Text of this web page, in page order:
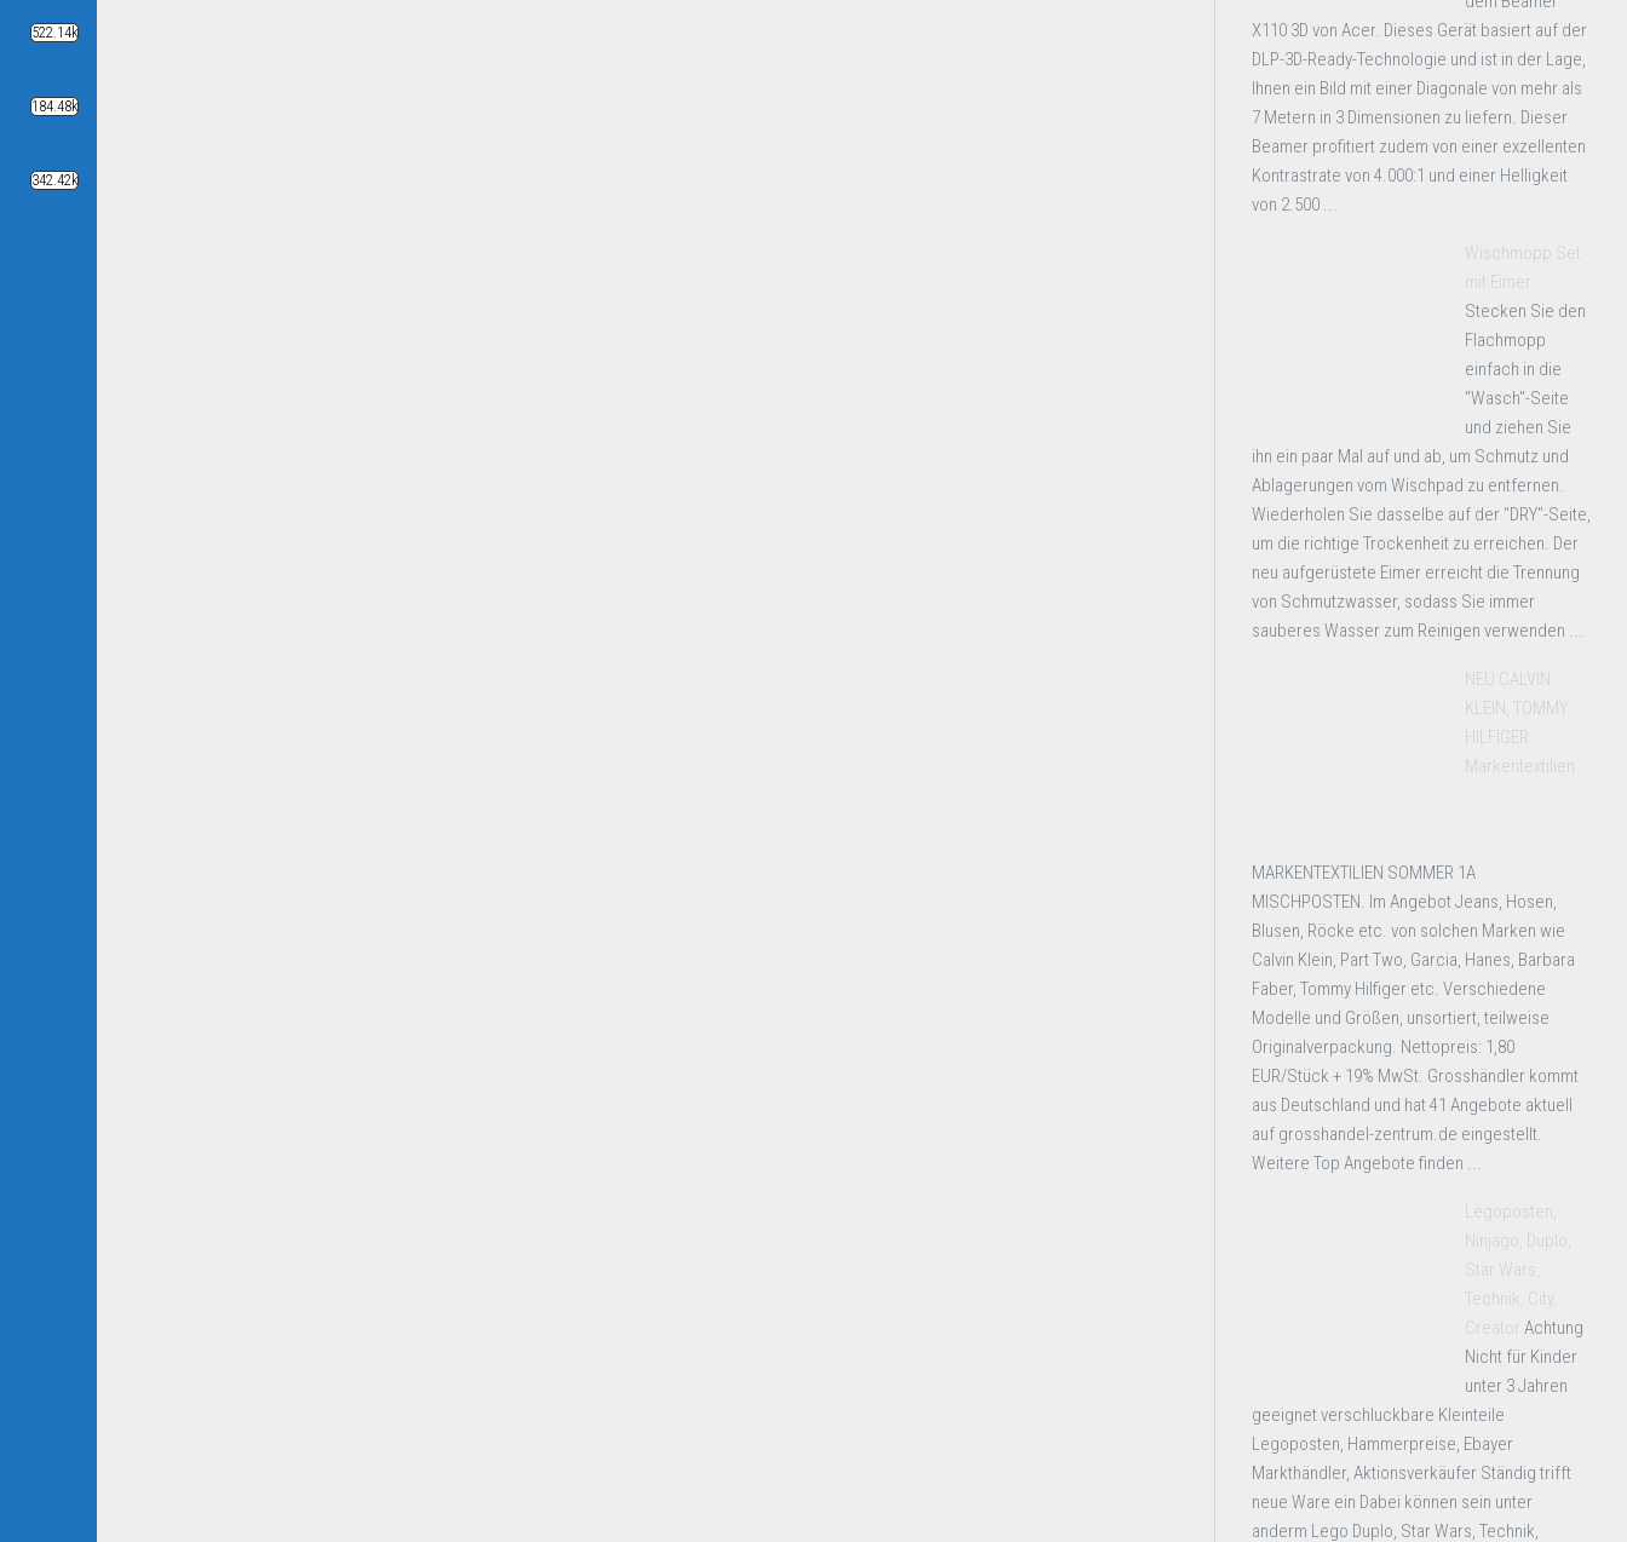
X110 3D von Acer. Dieses Gerät basiert auf der
DLP-3D-Ready-Technologie und ist in der Lage,
Ihnen ein Bild mit einer Diagonale von mehr als
7 Metern in 3 Dimensionen zu liefern. Dieser
Beamer profitiert zudem von einer exzellenten
Kontrastrate von 4.000:1 und einer Helligkeit
von 2.500 ...
Wischmopp Set
mit Eimer
Stecken Sie den
Flachmopp
einfach in die
"Wasch"-Seite
und ziehen Sie
ihn ein paar Mal auf und ab, um Schmutz und
Ablagerungen vom Wischpad zu entfernen.
Wiederholen Sie dasselbe auf der "DRY"-Seite,
um die richtige Trockenheit zu erreichen. Der
neu aufgerüstete Eimer erreicht die Trennung
von Schmutzwasser, sodass Sie immer
sauberes Wasser zum Reinigen verwenden ...
NEU CALVIN
KLEIN, TOMMY
HILFIGER
Markentextilien
MARKENTEXTILIEN SOMMER 1A
MISCHPOSTEN. Im Angebot Jeans, Hosen,
Blusen, Röcke etc. von solchen Marken wie
Calvin Klein, Part Two, Garcia, Hanes, Barbara
Faber, Tommy Hilfiger etc. Verschiedene
Modelle und Größen, unsortiert, teilweise
Originalverpackung. Nettopreis: 1,80
EUR/Stück + 19% MwSt. Grosshändler kommt
aus Deutschland und hat 41 Angebote aktuell
auf grosshandel-zentrum.de eingestellt.
Weitere Top Angebote finden ...
Legoposten,
Ninjago, Duplo,
Star Wars,
Technik, City,
Creator Achtung
Nicht für Kinder
unter 3 Jahren
geeignet verschluckbare Kleinteile
Legoposten, Hammerpreise, Ebayer
Markthändler, Aktionsverkäufer Ständig trifft
neue Ware ein Dabei können sein unter
anderm Lego Duplo, Star Wars, Technik,
522.14k
184.48k
342.42k